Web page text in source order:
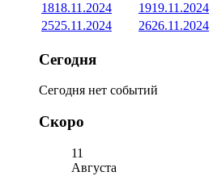
1818.11.2024 1919.11.2024
2525.11.2024 2626.11.2024
Сегодня
Сегодня нет событий
Скоро
11
Августа